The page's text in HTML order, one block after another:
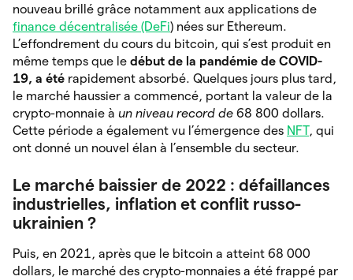
nouveau brillé grâce notamment aux applications de
finance décentralisée (DeFi) nées sur Ethereum.
L’effondrement du cours du bitcoin, qui s’est produit en
même temps que le début de la pandémie de COVID-
19, a été rapidement absorbé. Quelques jours plus tard,
le marché haussier a commencé, portant la valeur de la
crypto-monnaie à un niveau record de 68 800 dollars.
Cette période a également vu l’émergence des NFT, qui
ont donné un nouvel élan à l’ensemble du secteur.
Le marché baissier de 2022 : défaillances
industrielles, inflation et conflit russo-
ukrainien ?
Puis, en 2021, après que le bitcoin a atteint 68 000
dollars, le marché des crypto-monnaies a été frappé par